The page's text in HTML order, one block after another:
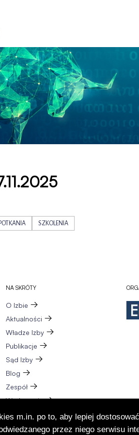
m.in. po to, aby lepiej
przez niego serwisu
nawigacja
SZKOLENIA
NA SKRÓTY
O Izbie
Aktualności
Władze Izby
Publikacje
Sąd Izby
Blog
Zespół
Wydarzenia
Członkostwo
Kontakt